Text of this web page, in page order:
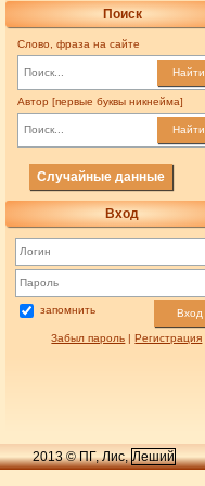
Поиск
Слово, фраза на сайте
Найти
Автор [первые буквы никнейма]
Найти
Случайные данные
Вход
запомнить Вход
Забыл пароль |Регистрация
2013 © ПГ, Лис,Леший